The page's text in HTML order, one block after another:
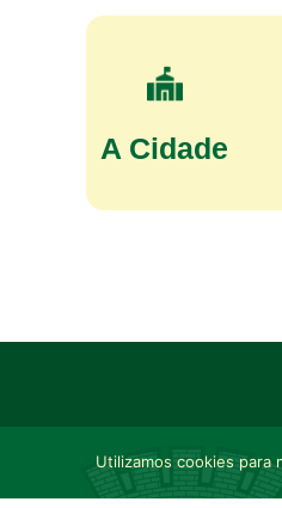
A Cidade
Utilizamos cookies para